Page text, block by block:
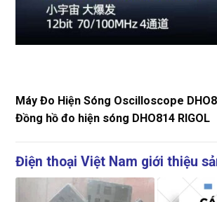
Máy Đo Hiện Sóng Oscilloscope
Đồng hồ đo hiện sóng DHO814 RIGOL
Điện thoại Việt Nam giới thiệu